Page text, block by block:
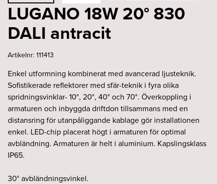
LUGANO 18W 20° 830
DALI antracit
Artikelnr: 111413
Enkel utformning kombinerat med avancerad ljusteknik.
Sofistikerade reflektorer med sfär-teknik i fyra olika
spridningsvinklar- 10°, 20°, 40° och 70°. Överkoppling i
armaturen och inbyggda driftdon tillsammans med en
distansring för utanpåliggande kablage gör installationen
enkel. LED-chip placerat högt i armaturen för optimal
avbländning. Armaturen är helt i aluminium. Kapslingsklass
IP65.
30° avbländningsvinkel.